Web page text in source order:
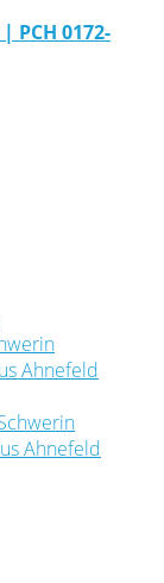
| PCH 0172-